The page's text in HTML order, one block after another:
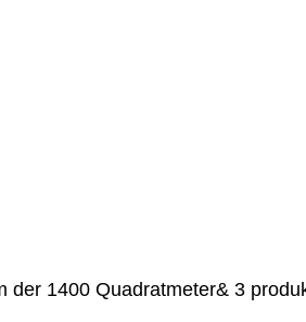
1400 Quadratmeter& 3